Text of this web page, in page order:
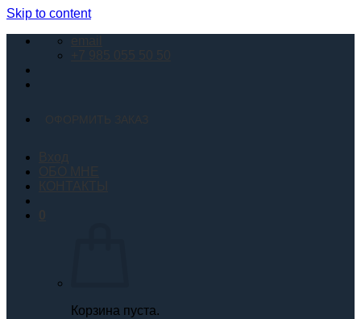
Skip to content
email
+7 985 055 50 50
ОФОРМИТЬ ЗАКАЗ
ОБО МНЕ
КОНТАКТЫ
Корзина пуста.